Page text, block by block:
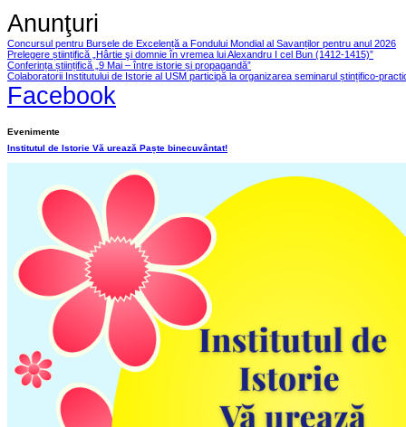
Anunţuri
Concursul pentru Bursele de Excelență a Fondului Mondial al Savanților pentru anul 2026
Prelegere științifică „Hârtie şi domnie în vremea lui Alexandru I cel Bun (1412-1415)”
Conferința științifică „9 Mai – între istorie și propagandă”
Colaboratorii Institutului de Istorie al USM participă la organizarea seminarul ștințifico-
Facebook
Evenimente
Institutul de Istorie Vă urează Paște binecuvântat!